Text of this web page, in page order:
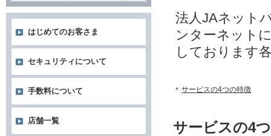
法人JAネット
ンターネット
しております
サービスの4つの特徴
サービスの4
はじめてのお客さま
セキュリティについて
手数料について
店舗一覧